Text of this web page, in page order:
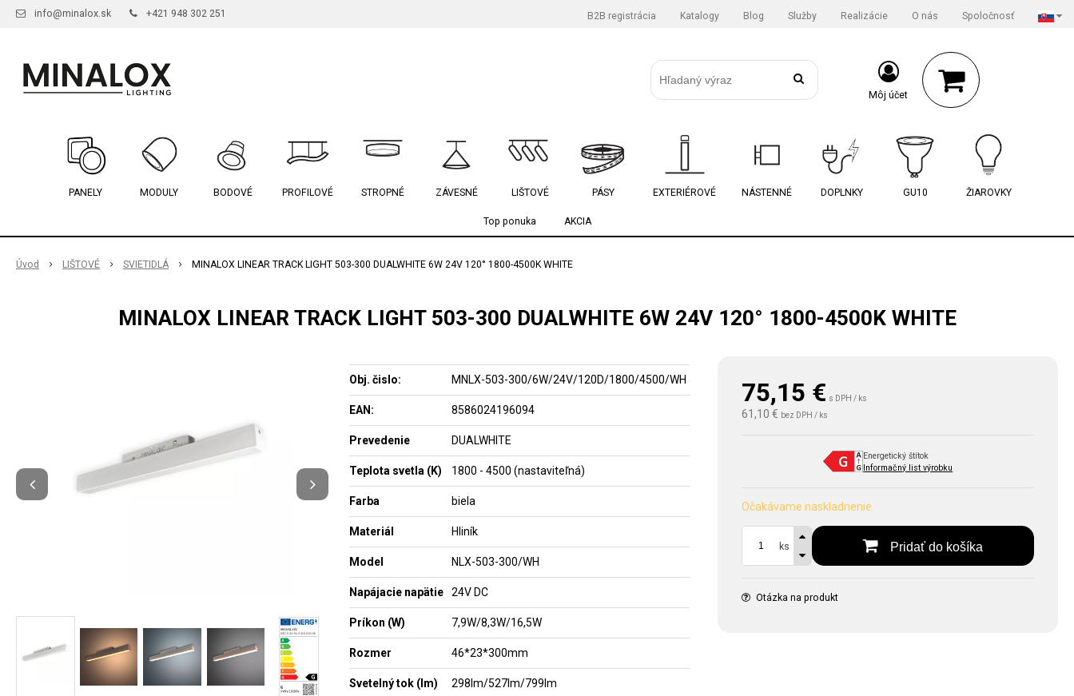
info@minalox.sk +421 948 302 251 B2B registrácia Katalogy Blog Služby Realizácie O nás Spoločnosť
Môj účet
PANELY MODULY BODOVÉ PROFILOVÉ STROPNÉ ZÁVESNÉ LIŠTOVÉ PÁSY EXTERIÉROVÉ NÁSTENNÉ DOPLNKY GU10 ŽIAROVKY
Top ponuka AKCIA
Úvod LIŠTOVÉ SVIETIDLÁ MINALOX LINEAR TRACK LIGHT 503-300 DUALWHITE 6W 24V 120° 1800-4500K WHITE
MINALOX LINEAR TRACK LIGHT 503-300 DUALWHITE 6W 24V 120° 1800-4500K WHITE
75,15 € s DPH / ks
61,10 € bez DPH / ks
Energetický štítok
Informačný list výrobku
Očakávame naskladnenie
ks Pridať do košíka
Otázka na produkt
Obj. čislo: MNLX-503-300/6W/24V/120D/1800/4500/WH
EAN: 8586024196094
Prevedenie DUALWHITE
Teplota svetla (K) 1800 - 4500 (nastaviteľná)
Farba biela
Materiál Hliník
Model NLX-503-300/WH
Napájacie napätie 24V DC
Príkon (W) 7,9W/8,3W/16,5W
Rozmer 46*23*300mm
Svetelný tok (lm) 298lm/527lm/799lm